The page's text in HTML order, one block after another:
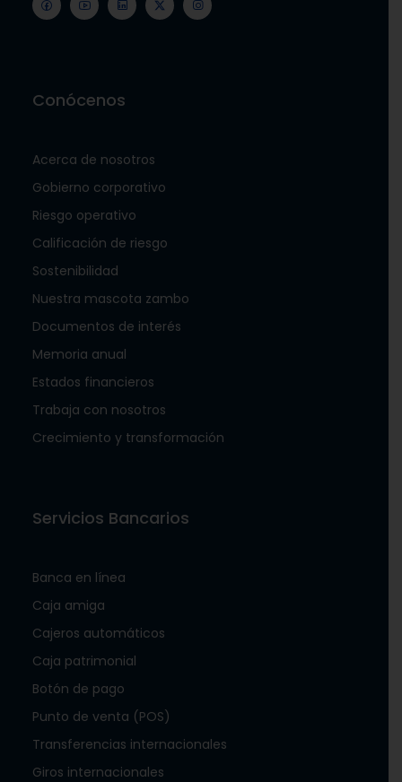
Conócenos
Acerca de nosotros
Gobierno corporativo
Riesgo operativo
Calificación de riesgo
Sostenibilidad
Nuestra mascota zambo
Documentos de interés
Memoria anual
Estados financieros
Trabaja con nosotros
Crecimiento y transformación
Servicios Bancarios
Banca en línea
Caja amiga
Cajeros automáticos
Caja patrimonial
Botón de pago
Punto de venta (POS)
Transferencias internacionales
Giros internacionales